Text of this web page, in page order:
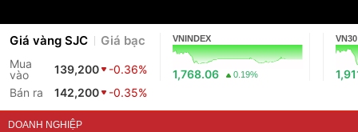
Giá vàng SJC Giá bạc
Mua
vào
139,200
-0.36%
Bán ra
142,200 -0.35%
VNINDEX
1,768.06 0.19%
VN30
DOANH NGHIỆP